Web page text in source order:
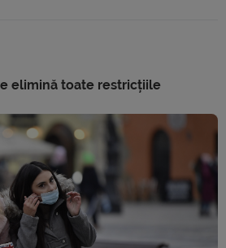
elimină toate restricțiile